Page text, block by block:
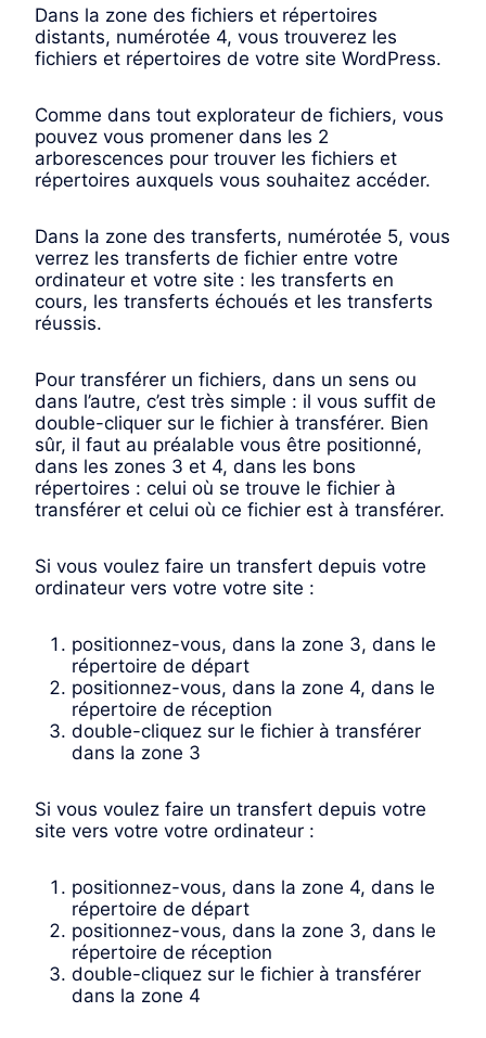
Dans la zone des fichiers et répertoires
distants, numérotée 4, vous trouverez les
fichiers et répertoires de votre site WordPress.
Comme dans tout explorateur de fichiers, vous
pouvez vous promener dans les 2
arborescences pour trouver les fichiers et
répertoires auxquels vous souhaitez accéder.
Dans la zone des transferts, numérotée 5, vous
verrez les transferts de fichier entre votre
ordinateur et votre site : les transferts en
cours, les transferts échoués et les transferts
réussis.
Pour transférer un fichiers, dans un sens ou
dans l’autre, c’est très simple : il vous suffit de
double-cliquer sur le fichier à transférer. Bien
sûr, il faut au préalable vous être positionné,
dans les zones 3 et 4, dans les bons
répertoires : celui où se trouve le fichier à
transférer et celui où ce fichier est à transférer.
Si vous voulez faire un transfert depuis votre
ordinateur vers votre votre site :
positionnez-vous, dans la zone 3, dans le
répertoire de départ
positionnez-vous, dans la zone 4, dans le
répertoire de réception
double-cliquez sur le fichier à transférer
dans la zone 3
Si vous voulez faire un transfert depuis votre
site vers votre votre ordinateur :
positionnez-vous, dans la zone 4, dans le
répertoire de départ
positionnez-vous, dans la zone 3, dans le
répertoire de réception
double-cliquez sur le fichier à transférer
dans la zone 4